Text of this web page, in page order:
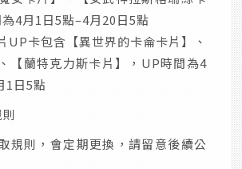
4月1日5點–4月20日5點
UP卡包含【異世界的卡侖卡片】、
【蘭特克力斯卡片】，UP時間為4
1日5點
規則，會定期更換，請留意後續公